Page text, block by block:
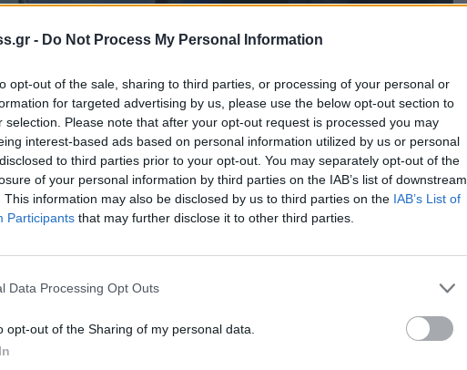
- Do Not Process My Personal Information
opt-out of the sale, sharing to third parties, or processing of your personal or
for targeted advertising by us, please use the below opt-out section to
selection. Please note that after your opt-out request is processed you may
interest-based ads based on personal information utilized by us or personal
to third parties prior to your opt-out. You may separately opt-out of the
of your personal information by third parties on the IAB’s list of downstream
This information may also be disclosed by us to third parties on the IAB’s List of
Participants that may further disclose it to other third parties.
Data Processing Opt Outs
opt-out of the Sharing of my personal data.
πρόσωπο, το οποίο εμπλέκεται στην
άλλαξε γραμμή και προέβαινε σε
ιερέα.